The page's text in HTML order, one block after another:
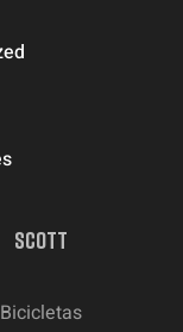
SCOTT
Bicicletas